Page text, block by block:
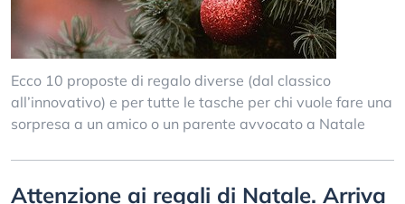
Ecco 10 proposte di regalo diverse (dal classico
all’innovativo) e per tutte le tasche per chi vuole fare una
sorpresa a un amico o un parente avvocato a Natale
Attenzione ai regali di Natale. Arriva